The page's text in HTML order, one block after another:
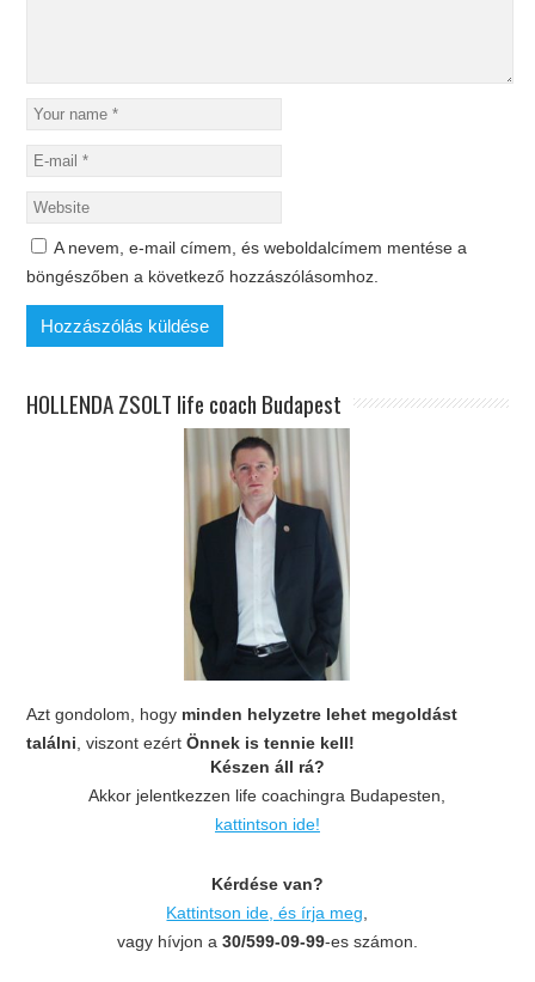
A nevem, e-mail címem, és weboldalcímem mentése a
böngészőben a következő hozzászólásomhoz.
HOLLENDA ZSOLT life coach Budapest
Azt gondolom, hogy minden helyzetre lehet megoldást
találni, viszont ezértÖnnek is tennie kell!
Készen áll rá?
Akkor jelentkezzen life coachingra Budapesten,
kattintson ide!
Kérdése van?
Kattintson ide, és írja meg,
vagy hívjon a 30/599-09-99-es számon.